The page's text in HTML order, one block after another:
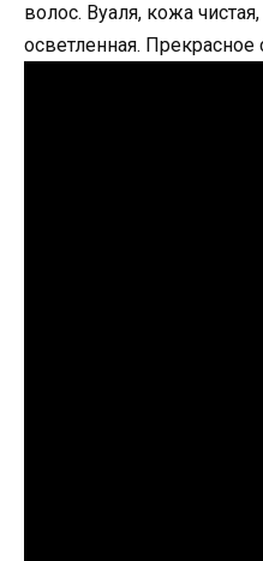
волос. Вуаля, кожа
осветленная. Прекрасное